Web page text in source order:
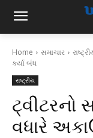
Home સમાચાર
કર્યા બંધ
રાષ્ટ્રીય
ટ્વીટરનો
વધારે